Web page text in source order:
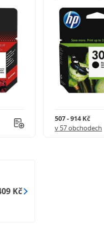
507 - 914 Kč
v 57 obchodech
Kč